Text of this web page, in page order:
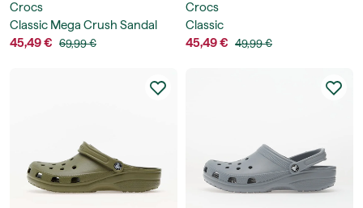
Crocs
Classic Mega Crush Sandal
45,49 € 69,99 €
Crocs
Classic
45,49 € 49,99 €